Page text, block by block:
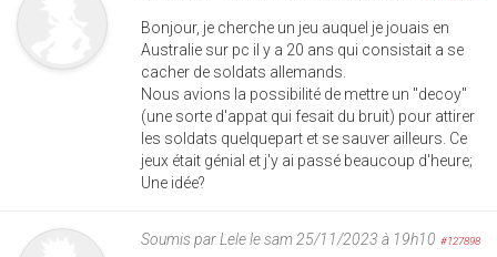
Bonjour, je cherche un jeu auquel je jouais en
Australie sur pc il y a 20 ans qui consistait a se
cacher de soldats allemands.
Nous avions la possibilité de mettre un "decoy"
(une sorte d'appat qui fesait du bruit) pour attirer
les soldats quelquepart et se sauver ailleurs. Ce
jeux était génial et j'y ai passé beaucoup d'heure;
Une idée?
Soumis parLelele sam 25/11/2023 à 19h10 #127898